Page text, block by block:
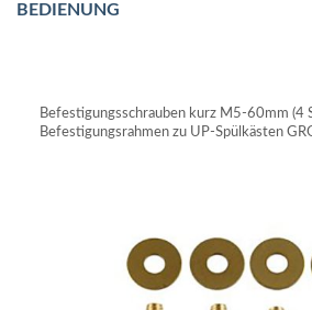
Befestigungsschrauben kurz M5-60mm (4
Befestigungsrahmen zu UP-Spülkästen
BEDIENUNG